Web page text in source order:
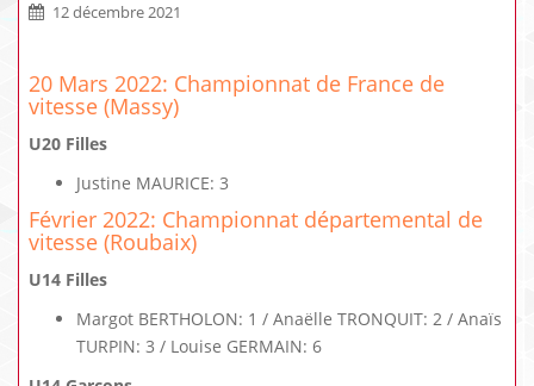
12 décembre 2021
20 Mars 2022: Championnat de France de
vitesse (Massy)
U20 Filles
Justine MAURICE: 3
Février 2022: Championnat départemental de
vitesse (Roubaix)
U14 Filles
Margot BERTHOLON: 1 / Anaëlle TRONQUIT: 2 / Anaïs
TURPIN: 3 / Louise GERMAIN: 6